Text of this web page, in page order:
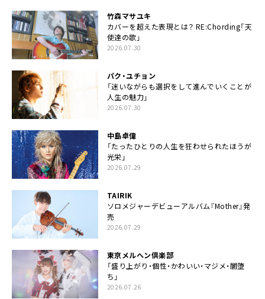
竹森マサユキ
カバーを超えた表現とは？ RE:Chording「天
使達の歌」
2026.07.30
パク・ユチョン
「迷いながらも選択をして進んでいくことが
人生の魅力」
2026.07.30
中島卓偉
「たったひとりの人生を狂わせられたほうが
光栄」
2026.07.29
TAIRIK
ソロメジャーデビューアルバム『Mother』発
売
2026.07.29
東京メルヘン倶楽部
「盛り上がり・個性・かわいい・マジメ・闇堕
ち」
2026.07.26